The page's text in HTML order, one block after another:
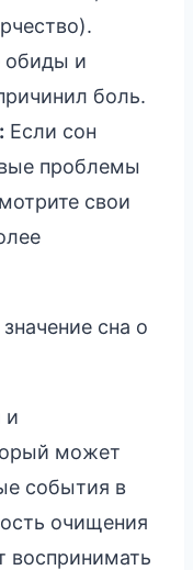
обиды и
боль.
Если сон
проблемы
свои
сна о
и
может
события в
очищения
воспринимать